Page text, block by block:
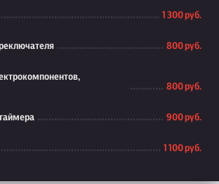
1 300 руб.
800 руб.
800 руб.
900 руб.
1 100 руб.